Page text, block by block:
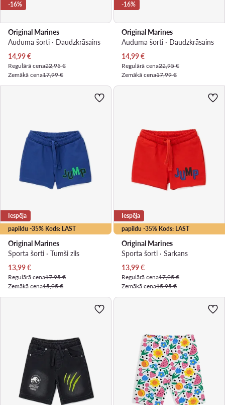
-16%
Original Marines
Auduma šorti · Daudzkrāsains
Pašreizējā cena
14,99€
Regulārā cena22,95 €
Zemākā cena17,99 €
-16%
Original Marines
Auduma šorti · Daudzkrāsains
Pašreizējā cena
14,99€
Regulārā cena22,95 €
Zemākā cena17,99 €
papildu -35% Kods: LAST
Iespēja
Original Marines
Sporta šorti · Tumši zils
Pašreizējā cena
13,99€
Regulārā cena17,95 €
Zemākā cena15,95 €
papildu -35% Kods: LAST
Iespēja
Original Marines
Sporta šorti · Sarkans
Pašreizējā cena
13,99€
Regulārā cena17,95 €
Zemākā cena15,95 €